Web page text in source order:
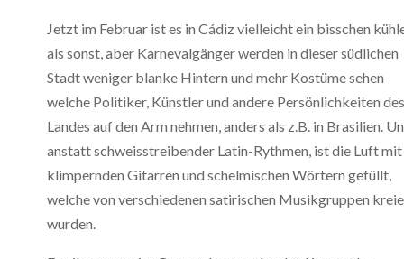
Jetzt im Februar ist es in Cádiz vielleicht ein bisschen
als sonst, aber Karnevalgänger werden in dieser südlichen
Stadt weniger blanke Hintern und mehr Kostüme sehen
welche Politiker, Künstler und andere Persönlichkeiten des
Landes auf den Arm nehmen, anders als z.B. in Brasilien.
anstatt schweisstreibender Latin-Rythmen, ist die Luft mit
klimpernden Gitarren und schelmischen Wörtern gefüllt,
welche von verschiedenen satirischen Musikgruppen
wurden.